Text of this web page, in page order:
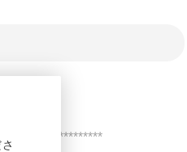
********************